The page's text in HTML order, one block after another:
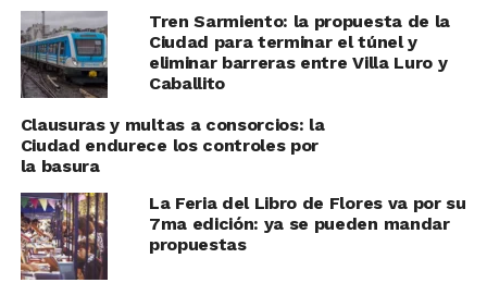
Tren Sarmiento: la propuesta de la
Ciudad para terminar el túnel y
eliminar barreras entre Villa Luro y
Caballito
Clausuras y multas a consorcios: la
Ciudad endurece los controles por
la basura
La Feria del Libro de Flores va por su
7ma edición: ya se pueden mandar
propuestas